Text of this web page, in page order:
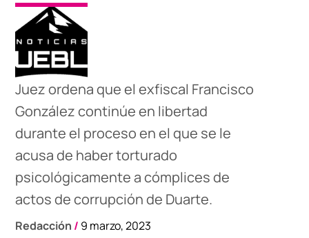
Juez ordena que el exfiscal Francisco
González continúe en libertad
durante el proceso en el que se le
acusa de haber torturado
psicológicamente a cómplices de
actos de corrupción de Duarte.
Redacción / 9 marzo, 2023